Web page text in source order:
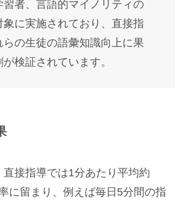
習者、言語的マイノリティの
象に実施されており、直接指
らの生徒の語彙知識向上に果
検証されています。
接指導では1分あたり平均約
に留まり、例えば毎日5分間の指